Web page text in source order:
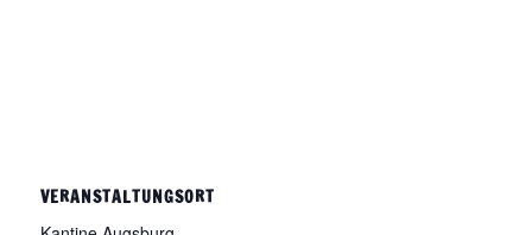
VERANSTALTUNGSORT